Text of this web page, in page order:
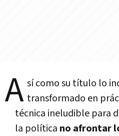
A sí como su título lo
transformado en
técnica ineludible para
la política no afrontar